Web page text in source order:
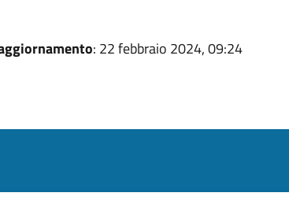
: 22 febbraio 2024, 09:24